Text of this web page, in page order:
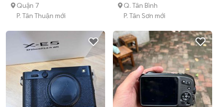
Quận 7
P. Tân Thuận mới
Q. Tân Bình
P. Tân Sơn mới